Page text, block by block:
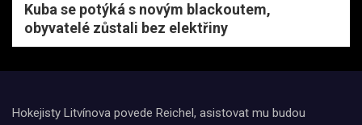
Kuba se potýká s novým blackoutem,
obyvatelé zůstali bez elektřiny
Hokejisty Litvínova povede Reichel, asistovat mu budou